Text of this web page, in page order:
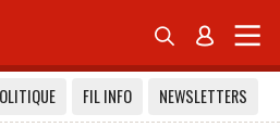
 
FIL INFO
NEWSLETTERS